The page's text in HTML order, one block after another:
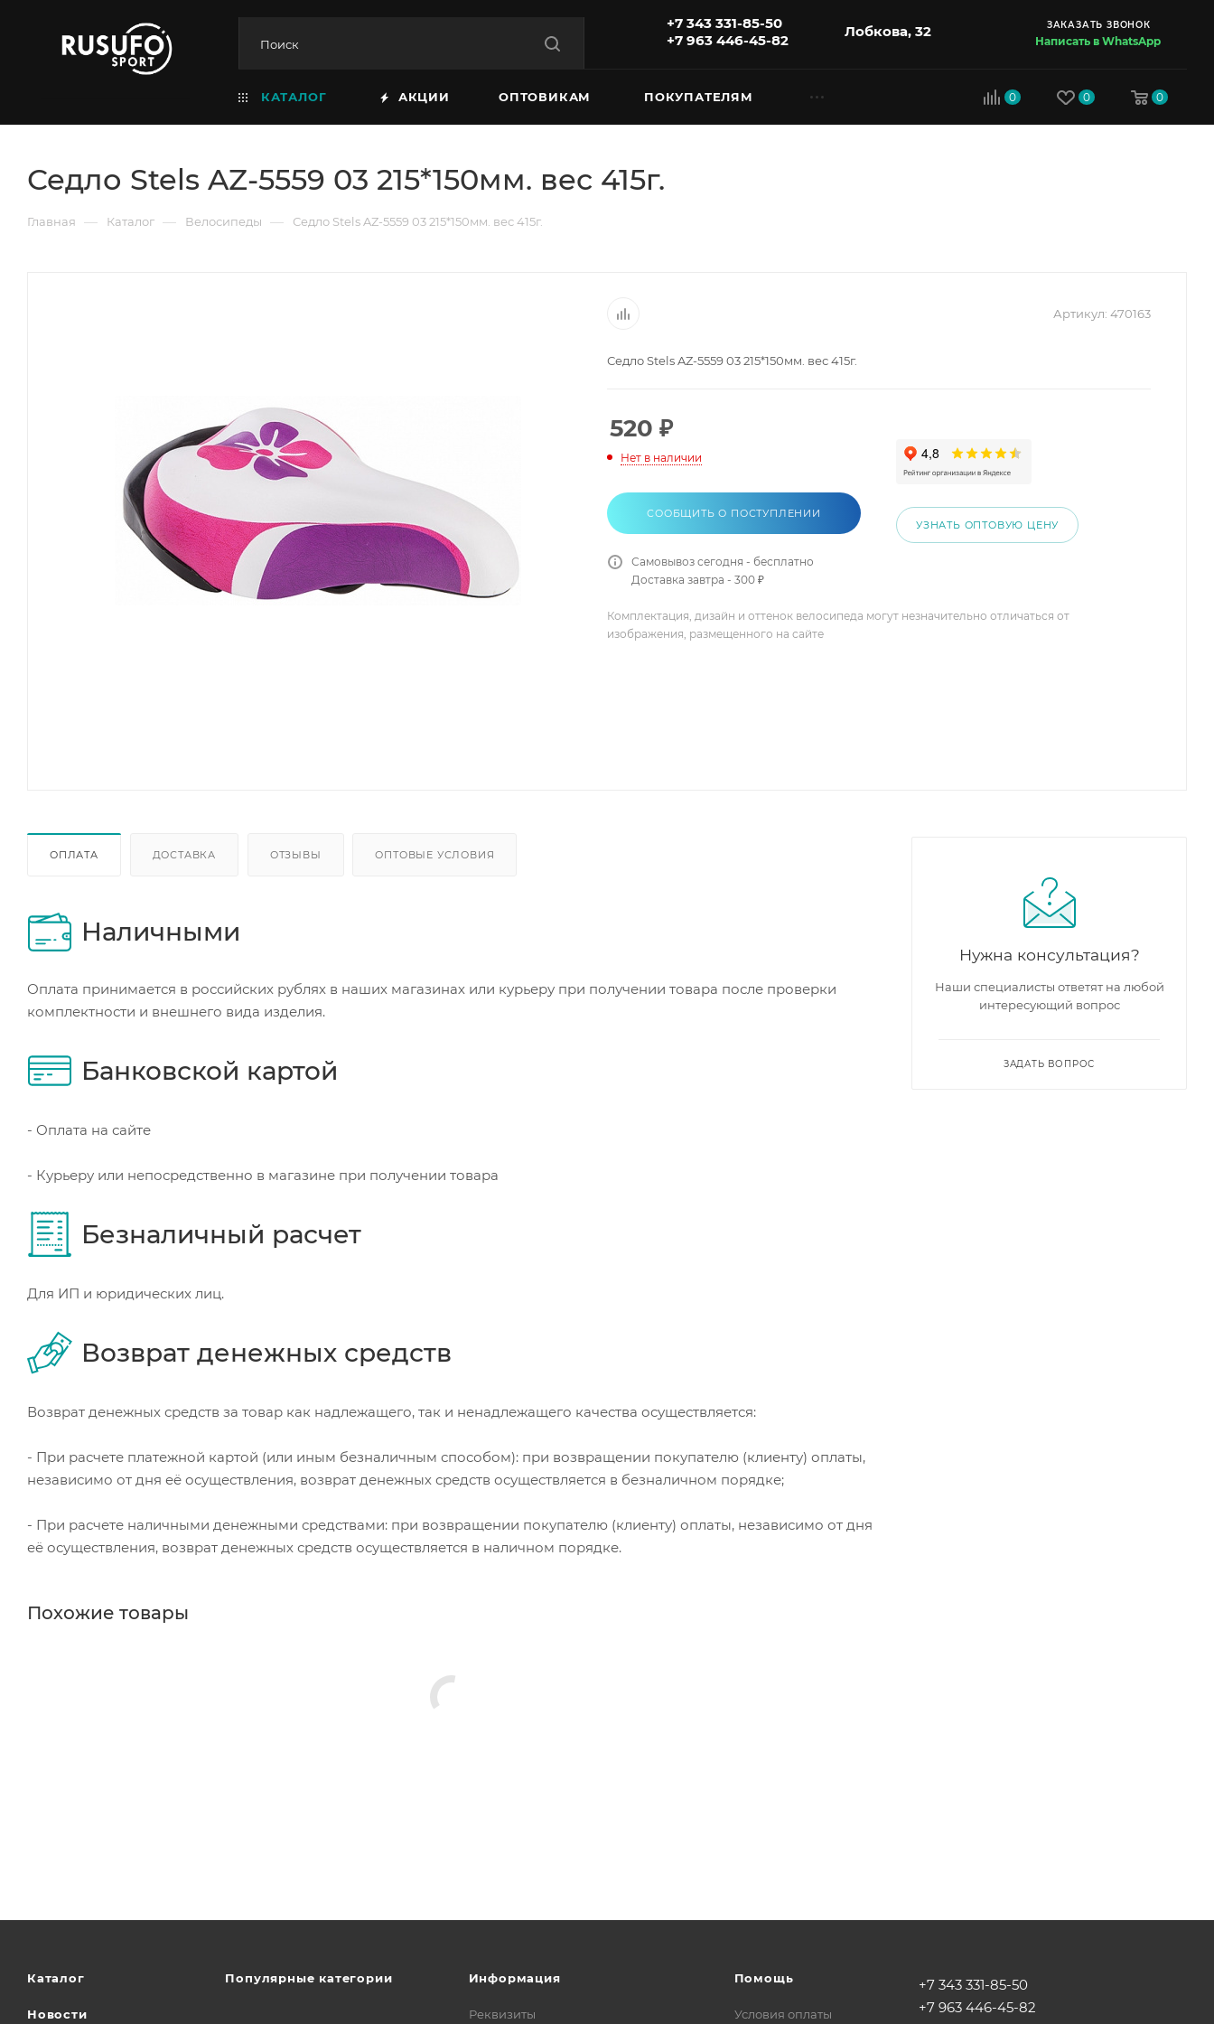
+7 343 331-85-50
+7 963 446-45-82
Лобкова, 32 ЗАКАЗАТЬ ЗВОНОК
Написать в WhatsApp
0 0 0
КАТАЛОГ АКЦИИ ОПТОВИКАМ ПОКУПАТЕЛЯМ
Седло Stels AZ-5559 03 215*150мм. вес 415г.
Главная — Каталог — Велосипеды — Седло Stels AZ-5559 03 215*150мм. вес 415г.
Артикул: 470163
Седло Stels AZ-5559 03 215*150мм. вес 415г.
520 ₽
Нет в наличии
СООБЩИТЬ О ПОСТУПЛЕНИИ
Самовывоз сегодня - бесплатно
Доставка завтра - 300 ₽
УЗНАТЬ ОПТОВУЮ ЦЕНУ
Комплектация, дизайн и оттенок велосипеда могут незначительно отличаться от
изображения, размещенного на сайте
ОПЛАТА ДОСТАВКА ОТЗЫВЫ ОПТОВЫЕ УСЛОВИЯ
Наличными
Оплата принимается в российских рублях в наших магазинах или курьеру при получении товара после проверки
комплектности и внешнего вида изделия.
Банковской картой
- Оплата на сайте
- Курьеру или непосредственно в магазине при получении товара
Безналичный расчет
Для ИП и юридических лиц.
Возврат денежных средств
Возврат денежных средств за товар как надлежащего, так и ненадлежащего качества осуществляется:
- При расчете платежной картой (или иным безналичным способом): при возвращении покупателю (клиенту) оплаты,
независимо от дня её осуществления, возврат денежных средств осуществляется в безналичном порядке;
- При расчете наличными денежными средствами: при возвращении покупателю (клиенту) оплаты, независимо от дня
её осуществления, возврат денежных средств осуществляется в наличном порядке.
Похожие товары
Нужна консультация?
Наши специалисты ответят на любой
интересующий вопрос
ЗАДАТЬ ВОПРОС
Каталог
Новости
Популярные категории Информация
Реквизиты
Помощь
Условия оплаты
+7 343 331-85-50
+7 963 446-45-82